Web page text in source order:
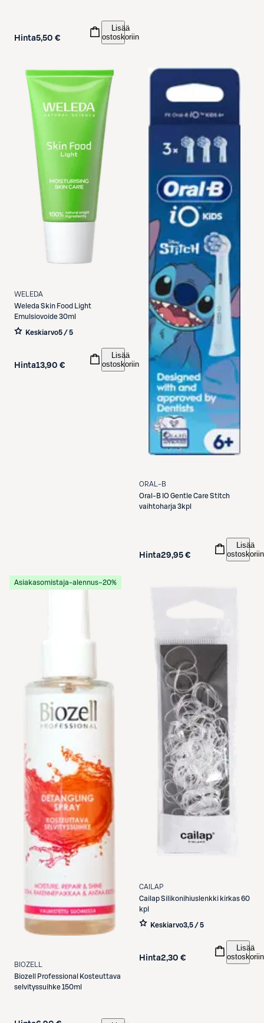
Hinta5,50 €
Lisää
ostoskoriin
WELEDA
Weleda Skin Food Light
Emulsiovoide 30ml
Keskiarvo5 / 5
Hinta13,90 €
Lisää
ostoskoriin
ORAL-B
Oral-B IO Gentle Care Stitch
vaihtoharja 3kpl
Hinta29,95 €
Lisää
ostoskoriin
Asiakasomistaja-alennus−20%
BIOZELL
Biozell
Professional Kosteuttava
selvityssuihke 150ml
CAILAP
CailapSilikonihiuslenkki kirkas 60
kpl
Keskiarvo3,5 / 5
Hinta2,30 €
Lisää
ostoskoriin